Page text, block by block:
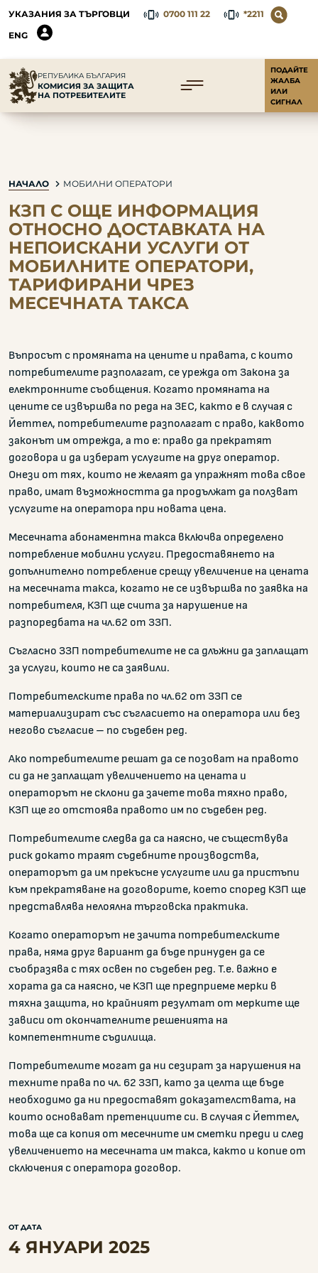
УКАЗАНИЯ ЗА ТЪРГОВЦИ 0700 111 22
*2211
ENG
РЕПУБЛИКА БЪЛГАРИЯ
КОМИСИЯ ЗА ЗАЩИТА
НА ПОТРЕБИТЕЛИТЕ
ПОДАЙТЕ
ЖАЛБА
ИЛИ
СИГНАЛ
НАЧАЛО МОБИЛНИ ОПЕРАТОРИ
КЗП С ОЩЕ ИНФОРМАЦИЯ
ОТНОСНО ДОСТАВКАТА НА
НЕПОИСКАНИ УСЛУГИ ОТ
МОБИЛНИТЕ ОПЕРАТОРИ,
ТАРИФИРАНИ ЧРЕЗ
МЕСЕЧНАТА ТАКСА
Въпросът с промяната на цените и правата, с които
потребителите разполагат, се урежда от Закона за
електронните съобщения. Когато промяната на
цените се извършва по реда на ЗЕС, както е в случая с
Йеттел, потребителите разполагат с право, каквото
законът им отрежда, а то е: право да прекратят
договора и да изберат услугите на друг оператор.
Онези от тях, които не желаят да упражнят това свое
право, имат възможността да продължат да ползват
услугите на оператора при новата цена.
Месечната абонаментна такса включва определено
потребление мобилни услуги. Предоставянето на
допълнително потребление срещу увеличение на цената
на месечната такса, когато не се извършва по заявка на
потребителя, КЗП ще счита за нарушение на
разпоредбата на чл.62 от ЗЗП.
Съгласно ЗЗП потребителите не са длъжни да заплащат
за услуги, които не са заявили.
Потребителските права по чл.62 от ЗЗП се
материализират със съгласието на оператора или без
негово съгласие – по съдебен ред.
Ако потребителите решат да се позоват на правото
си да не заплащат увеличението на цената и
операторът не склони да зачете това тяхно право,
КЗП ще го отстоява правото им по съдебен ред.
Потребителите следва да са наясно, че съществува
риск докато траят съдебните производства,
операторът да им прекъсне услугите или да пристъпи
към прекратяване на договорите, което според КЗП ще
представлява нелоялна търговска практика.
Когато операторът не зачита потребителските
права, няма друг вариант да бъде принуден да се
съобразява с тях освен по съдебен ред. Т.е. важно е
хората да са наясно, че КЗП ще предприеме мерки в
тяхна защита, но крайният резултат от мерките ще
зависи от окончателните решенията на
компетентните съдилища.
Потребителите могат да ни сезират за нарушения на
техните права по чл. 62 ЗЗП, като за целта ще бъде
необходимо да ни предоставят доказателствата, на
които основават претенциите си. В случая с Йеттел,
това ще са копия от месечните им сметки преди и след
увеличението на месечната им такса, както и копие от
сключения с оператора договор.
ОТ ДАТА
4 ЯНУАРИ 2025